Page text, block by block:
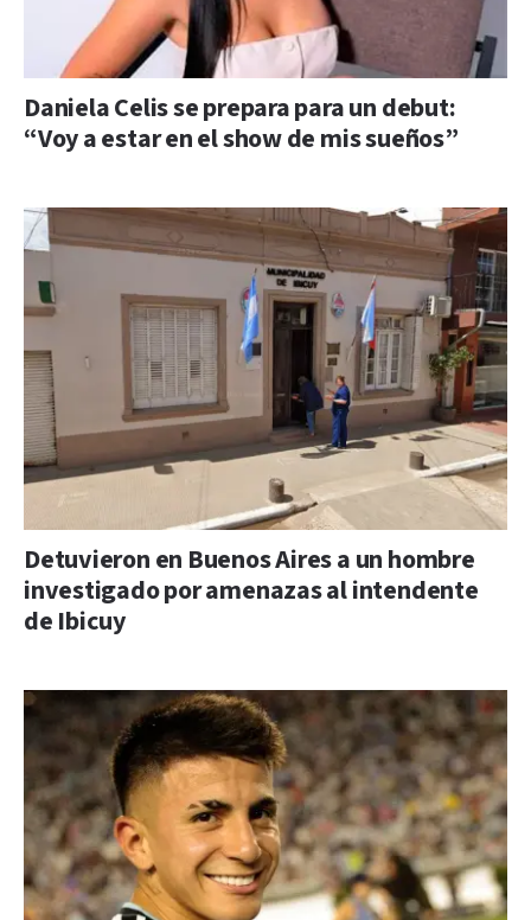
Daniela Celis se prepara para un debut:
“Voy a estar en el show de mis sueños”
Detuvieron en Buenos Aires a un hombre
investigado por amenazas al intendente
de Ibicuy